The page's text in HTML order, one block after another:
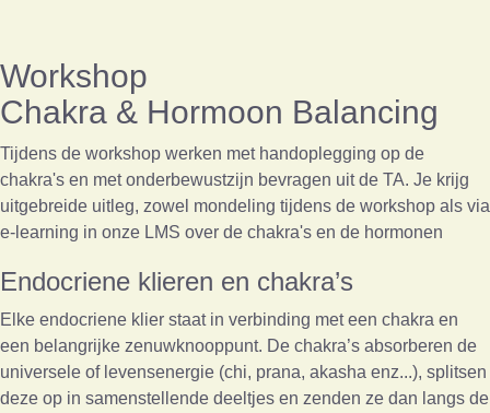
Workshop
Chakra & Hormoon Balancing
Tijdens de workshop werken met handoplegging op de
chakra's en met onderbewustzijn bevragen uit de TA. Je krijg
uitgebreide uitleg, zowel mondeling tijdens de workshop als via
e-learning in onze LMS over de chakra's en de hormonen
Endocriene klieren en chakra’s
Elke endocriene klier staat in verbinding met een chakra en
een belangrijke zenuwknooppunt. De chakra’s absorberen de
universele of levensenergie (chi, prana, akasha enz...), splitsen
deze op in samenstellende deeltjes en zenden ze dan langs de